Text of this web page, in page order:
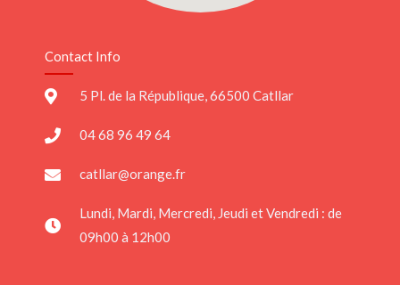
Contact Info
5 Pl. de la République, 66500 Catllar
04 68 96 49 64
catllar@orange.fr
Lundi, Mardi, Mercredi, Jeudi et Vendredi : de
09h00 à 12h00